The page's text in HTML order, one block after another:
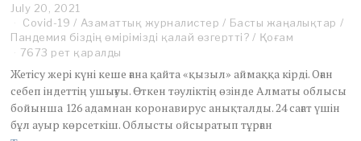
July 20, 2021
u
l
y
5
,
2
0
Covid-19 / Азаматтық журналистер / Басты жаңалықтар /
Пандемия біздің өмірімізді қалай өзгертті? / Қоғам
7673 рет қаралды
Жетісу жері күні кеше ғана қайта «қызыл» аймаққа кірді. Оған
себеп індеттің ушығуы. Өткен тәуліктің өзінде Алматы облысы
бойынша 126 адамнан коронавирус анықталды. 24 сағат үшін
бұл ауыр көрсеткіш. Облысты ойсыратып тұрған